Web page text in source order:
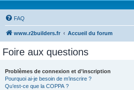
FAQ
www.r2builders.fr Accueil du forum
Foire aux questions
Problèmes de connexion et d’inscription
Pourquoi ai-je besoin de m’inscrire ?
Qu’est-ce que la COPPA ?